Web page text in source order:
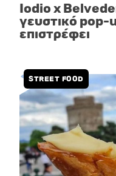
Iodio x
γευστικό pop-
επιστρέφει
STREET FOOD